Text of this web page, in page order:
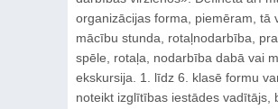
organizācijas forma, piemēram, tā
mācību stunda, rotaļnodarbība,
spēle, rotaļa, nodarbība dabā vai
ekskursija. 1. līdz 6. klasē formu
noteikt izglītības iestādes vadītājs,